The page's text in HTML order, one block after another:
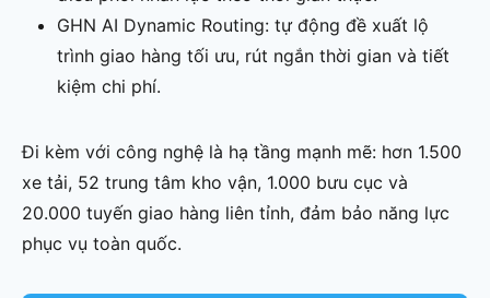
GHN AI Dynamic Routing: tự động đề xuất lộ
trình giao hàng tối ưu, rút ngắn thời gian và tiết
kiệm chi phí.
Đi kèm với công nghệ là hạ tầng mạnh mẽ: hơn 1.500
xe tải, 52 trung tâm kho vận, 1.000 bưu cục và
20.000 tuyến giao hàng liên tỉnh, đảm bảo năng lực
phục vụ toàn quốc.